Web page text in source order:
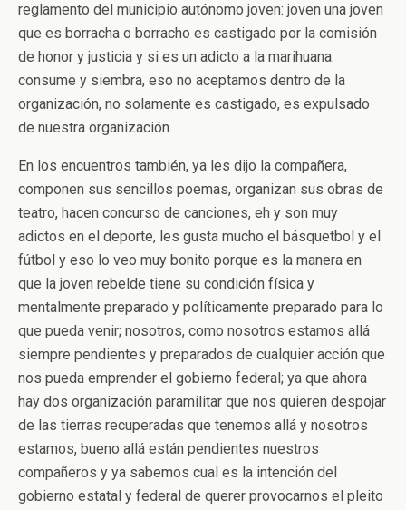
reglamento del municipio autónomo joven: joven una joven
que es borracha o borracho es castigado por la comisión
de honor y justicia y si es un adicto a la marihuana:
consume y siembra, eso no aceptamos dentro de la
organización, no solamente es castigado, es expulsado
de nuestra organización.
En los encuentros también, ya les dijo la compañera,
componen sus sencillos poemas, organizan sus obras de
teatro, hacen concurso de canciones, eh y son muy
adictos en el deporte, les gusta mucho el básquetbol y el
fútbol y eso lo veo muy bonito porque es la manera en
que la joven rebelde tiene su condición física y
mentalmente preparado y políticamente preparado para lo
que pueda venir; nosotros, como nosotros estamos allá
siempre pendientes y preparados de cualquier acción que
nos pueda emprender el gobierno federal; ya que ahora
hay dos organización paramilitar que nos quieren despojar
de las tierras recuperadas que tenemos allá y nosotros
estamos, bueno allá están pendientes nuestros
compañeros y ya sabemos cual es la intención del
gobierno estatal y federal de querer provocarnos el pleito